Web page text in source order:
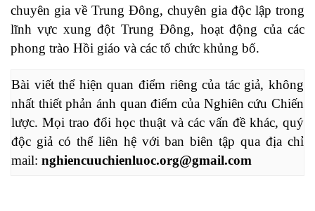
chuyên gia về Trung Đông, chuyên gia độc lập trong
lĩnh vực xung đột Trung Đông, hoạt động của các
phong trào Hồi giáo và các tổ chức khủng bố.
Bài viết thể hiện quan điểm riêng của tác giả, không
nhất thiết phản ánh quan điểm của Nghiên cứu Chiến
lược. Mọi trao đổi học thuật và các vấn đề khác, quý
độc giả có thể liên hệ với ban biên tập qua địa chỉ
mail: nghiencuuchienluoc.org@gmail.com